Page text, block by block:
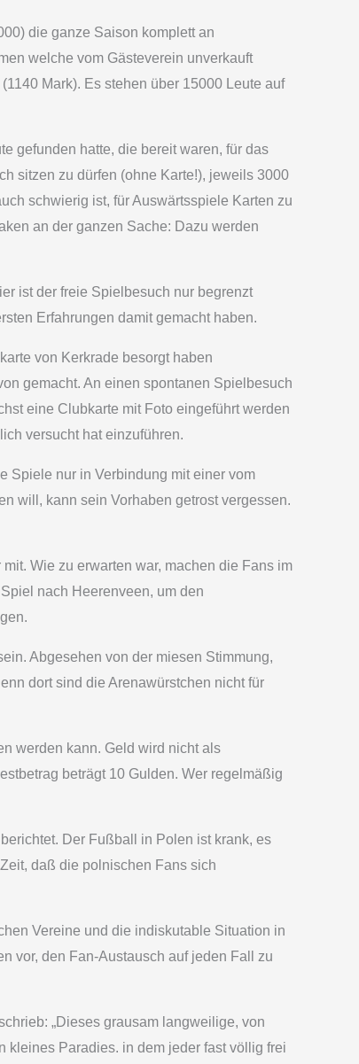
die ganze Saison komplett an
welche vom Gästeverein unverkauft
Mark). Es stehen über 15000 Leute auf
gefunden hatte, die bereit waren, für das
sitzen zu dürfen (ohne Karte!), jeweils 3000
schwierig ist, für Auswärtsspiele Karten zu
an der ganzen Sache: Dazu werden
ist der freie Spielbesuch nur begrenzt
Erfahrungen damit gemacht haben.
von Kerkrade besorgt haben
gemacht. An einen spontanen Spielbesuch
eine Clubkarte mit Foto eingeführt werden
versucht hat einzuführen.
Spiele nur in Verbindung mit einer vom
will, kann sein Vorhaben getrost vergessen.
Wie zu erwarten war, machen die Fans im
nach Heerenveen, um den
Abgesehen von der miesen Stimmung,
dort sind die Arenawürstchen nicht für
werden kann. Geld wird nicht als
beträgt 10 Gulden. Wer regelmäßig
Der Fußball in Polen ist krank, es
daß die polnischen Fans sich
Vereine und die indiskutable Situation in
vor, den Fan-Austausch auf jeden Fall zu
„Dieses grausam langweilige, von
kleines Paradies. in dem jeder fast völlig frei